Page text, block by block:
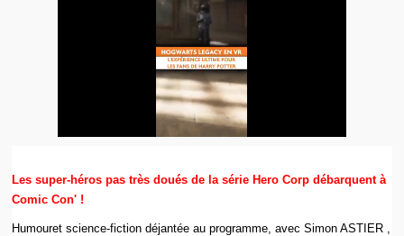
Les super-héros pas très doués de la série Hero Corp débarquent à
Comic Con' !
Humouret science-fiction déjantée au programme, avec Simon ASTIER ,